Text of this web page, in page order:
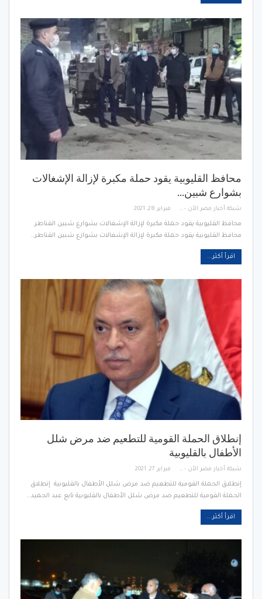
محافظ القليوبية يقود حملة مكبرة لإزالة الإشغالات
بشوارع شبين…
شبكة أخبار مصر الأن - Egypt News Network Now فبراير 28, 2021
محافظ القليوبية يقود حملة مكبرة لإزالة الإشغالات بشوارع شبين القناطر
محافظ القليوبية يقود حملة مكبرة لإزالة الإشغالات بشوارع شبين القناطر…
اقرأ أكثر...
إنطلاق الحملة القومية للتطعيم ضد مرض شلل
الأطفال بالقليوبية
شبكة أخبار مصر الأن - Egypt News Network Now فبراير 27, 2021
إنطلاق الحملة القومية للتطعيم ضد مرض شلل الأطفال بالقليوبية إنطلاق
الحملة القومية للتطعيم ضد مرض شلل الأطفال بالقليوبية تابع عبد الحميد…
اقرأ أكثر...